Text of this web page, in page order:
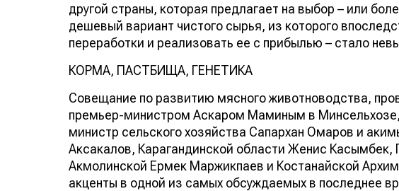
другой страны, которая предлагает на выбор – или
или дешевый вариант чистого сырья, из которого
переработки и реализовать ее с прибылью – стало
КОРМА, ПАСТБИЩА, ГЕНЕТИКА
Совещание по развитию мясного животноводства,
премьер-министром Аскаром Маминым в Минсельхозе,
министр сельского хозяйства Сапархан Омаров и
Аксакалов, Карагандинской области Женис Касымбек,
Акмолинской Ермек Маржикпаев и Костанайской
акценты в одной из самых обсуждаемых в последнее